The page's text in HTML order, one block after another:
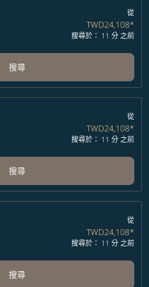
從
TWD24,108*
搜尋於： 11 分 之前
搜尋
從
TWD24,108*
搜尋於： 11 分 之前
搜尋
從
TWD24,108*
搜尋於： 11 分 之前
搜尋